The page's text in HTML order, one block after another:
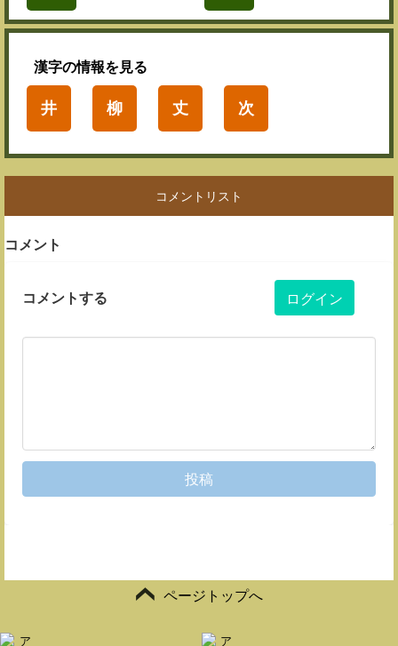
漢字の情報を見る
井 柳 丈 次
コメントリスト
コメント
コメントする ログイン
投稿
ページトップへ